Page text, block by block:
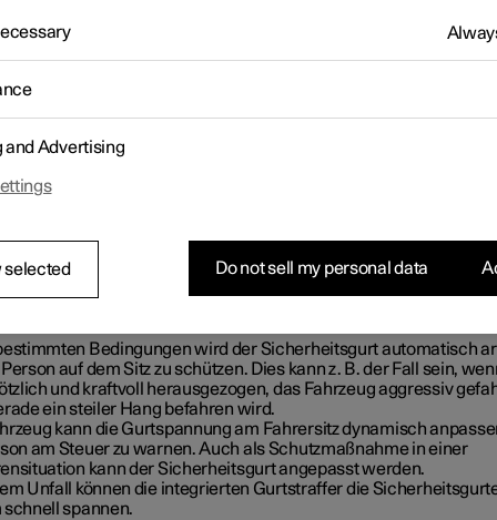
des Sicherheitsgurts
Bedingungen wird der Sicherheitsgurt automatisch
auf dem Sitz zu schützen. Dies kann z. B. der Fall sein,
und kraftvoll herausgezogen, das Fahrzeug aggressiv
ein steiler Hang befahren wird.
kann die Gurtspannung am Fahrersitz dynamisch
am Steuer zu warnen. Auch als Schutzmaßnahme in einer
kann der Sicherheitsgurt angepasst werden.
Unfall können die integrierten Gurtstraffer die
spannen.
and Advertising
selected Do not sell my personal data